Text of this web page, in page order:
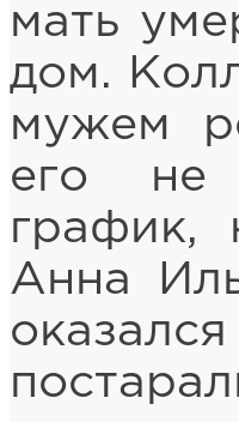
мать
дом.
мужем
его не
график,
Анна